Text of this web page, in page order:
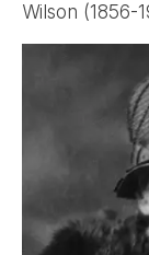
Wilson (1856-